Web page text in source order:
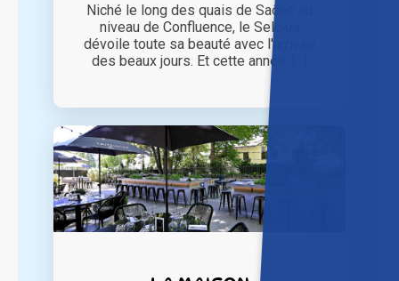
Niché le long des quais de Saône au
niveau de Confluence, le Selcius
dévoile toute sa beauté avec l'arrivée
des beaux jours. Et cette année, [...]